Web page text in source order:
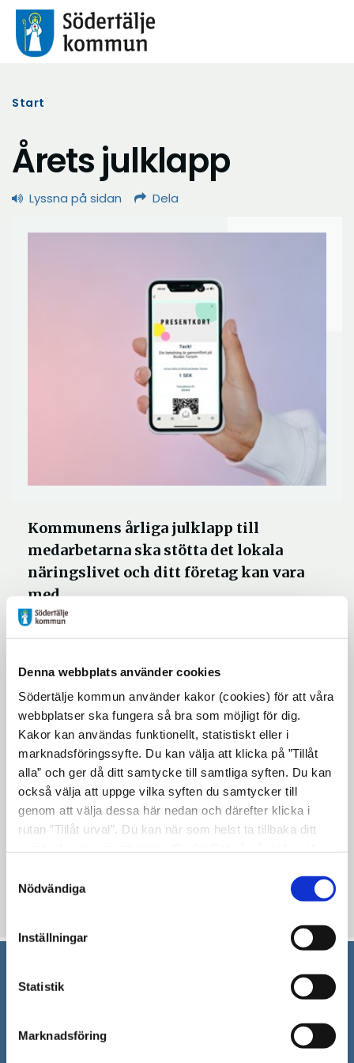
Denna webbplats använder cookies
Södertälje kommun använder kakor (cookies) för att våra
webbplatser ska fungera så bra som möjligt för dig.
Kakor kan användas funktionellt, statistiskt eller i
marknadsföringssyfte. Du kan välja att klicka på ”Tillåt
alla” och ger då ditt samtycke till samtliga syften. Du kan
också välja att uppge vilka syften du samtycker till
genom att välja dessa här nedan och därefter klicka i
rutan ”Tillåt urval”. Du kan när som helst ta tillbaka ditt
"Visa detaljer" kan du läsa om hur kakorna används och
hur vi och våra leverantörer inhämtar och behandlar
Nödvändiga
Inställningar
Statistik
Marknadsföring
Start
Årets julklapp
Lyssna på sidan Dela
Kommunens årliga julklapp till
medarbetarna ska stötta det lokala
näringslivet och ditt företag kan vara
med.
företag som säljer till privatpersoner har nu
möjlighet att ansluta sig – och därmed vara
ett alternativ där julgåvan kan nyttjas.
Julgåvan kommer att kunna användas fram
till den 31 december 2024 som betalning.
Här finner du mer information och kan
anmäla ditt företag till det digitala
presentkortsystemet: LÄNK
Öppna
nytt
fönster
Södertälje kommun
Besöksadress: Nyköpingsvägen 26